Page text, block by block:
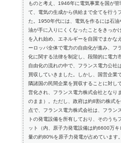
ものと考え、1946年に電気事業を国が管
て、電気の生成から供給まで全てを行う
た。1950年代には、電気を作るには石
油が手に入りにくくなったことをきっか
を入れ始め、エネルギーを自国でまかな
ーロッパ全体で電力の自由化が進み、フ
化に関する法律を制定し、段階的に電力
自由化の流れの中で、フランス電力公社
買収していきました。しかし、国営企業
隣諸国の民間企業を買収することに対し
営化され、フランス電力株式会社となり
のまま）。ただし、政府は約8割の株式
点で、フランス電力株式会社は、フラン
トの発電設備を所有しており、そのうち
ット（内、原子力発電設備は約6600万
量の約80%を原子力発電が占めています。